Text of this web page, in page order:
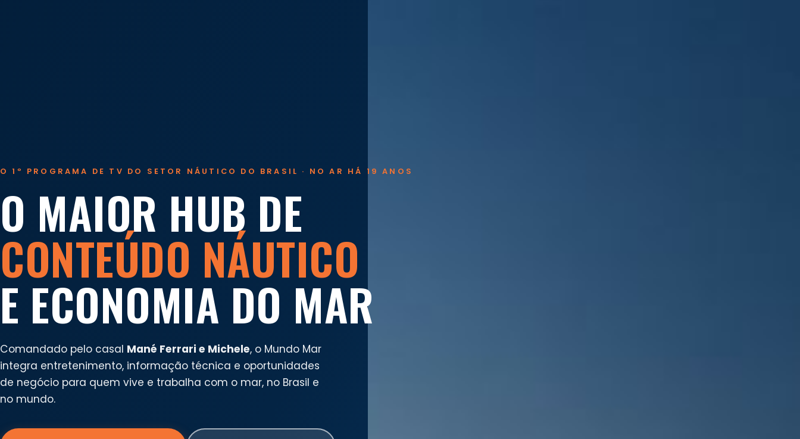
O 1º PROGRAMA DE TV DO SETOR NÁUTICO DO BRASIL · NO AR HÁ 19 ANOS
O MAIOR HUB DE
CONTEÚDO NÁUTICO
E ECONOMIA DO MAR
Comandado pelo casal Mané Ferrari e Michele, o Mundo Mar
integra entretenimento, informação técnica e oportunidades
de negócio para quem vive e trabalha com o mar, no Brasil e
no mundo.